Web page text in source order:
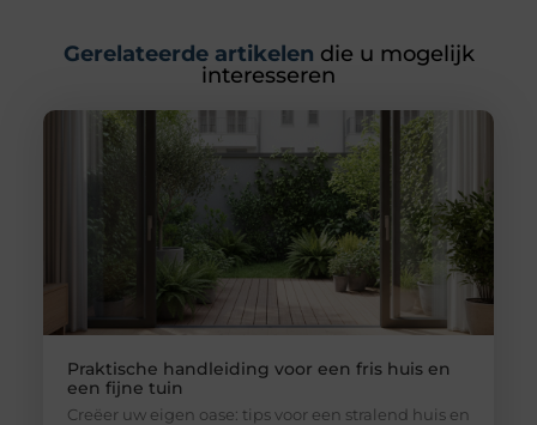
Gerelateerde artikelen die u mogelijk
interesseren
Praktische handleiding voor een fris huis en
een fijne tuin
Creëer uw eigen oase: tips voor een stralend huis en